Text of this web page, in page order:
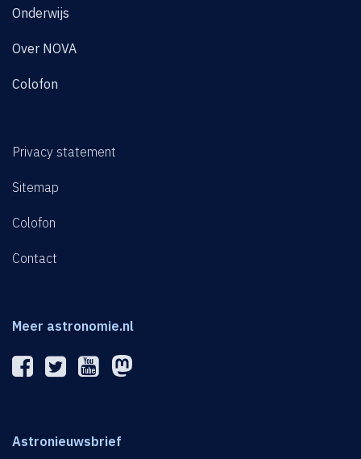
Onderwijs
Over NOVA
Colofon
Privacy statement
Sitemap
Colofon
Contact
Meer astronomie.nl
Astronieuwsbrief